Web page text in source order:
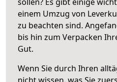
einem Umzug von
zu beachten sind.
bis hin zum Verpacken
Gut.
Wenn Sie durch Ihren